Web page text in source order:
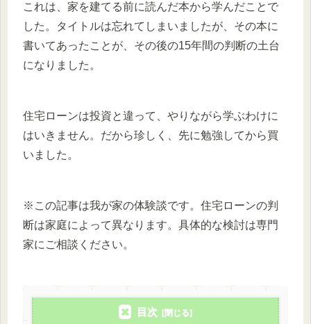
これは、家を建てる前に読んだ本から学んだことで
した。タイトルは忘れてしまいましたが、その本に
書いてあったことが、その後の15年間の判断の土台
になりました。
住宅ローンは投資と違って、やりながら学ぶわけに
はいきません。だから珍しく、先に勉強してから買
いました。
※この記事は我が家の体験談です。住宅ローンの判
断は家庭によって異なります。具体的な検討は専門
家にご相談ください。
目次